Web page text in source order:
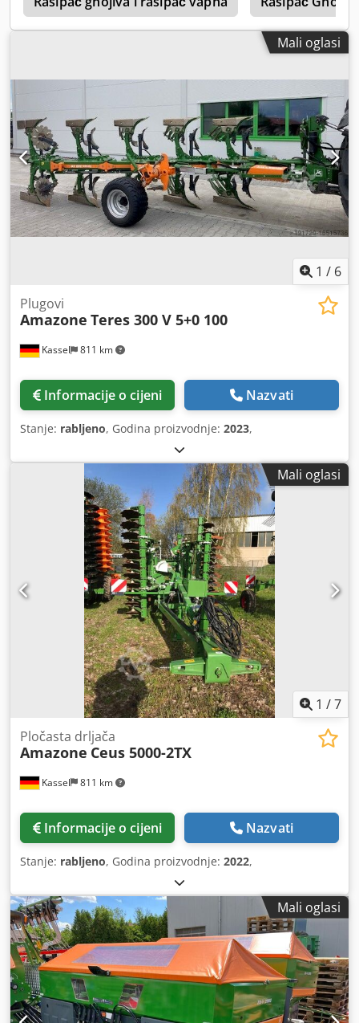
Mali oglasi
1 / 6
Kassel 811 km
Plugovi
Amazone Teres 300 V 5+0 100
Informacije o cijeni Nazvati
Stanje: rabljeno, Godina proizvodnje: 2023,
Mali oglasi
1 /7
Kassel 811 km
Pločasta drljača
Amazone Ceus 5000-2TX
Informacije o cijeni Nazvati
Stanje: rabljeno, Godina proizvodnje: 2022,
Mali oglasi